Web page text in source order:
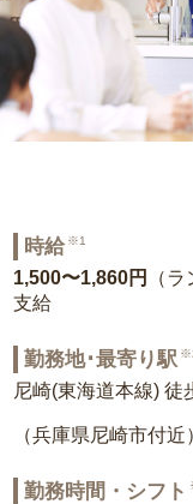
時給 ※1
1,500〜1,860円
（
支給
勤務地･最寄り駅
尼崎(東海道本線) 徒
（兵庫県尼崎市付近
勤務時間・シフト